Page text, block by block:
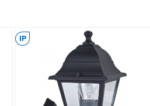
Ширина, мм: 150
Глубина, мм: 205
Мин. Высота, мм: 330
Макс. Высота, мм: 330
Лампы: 1*E27*60W, IP44, excluded
Мощность общая: 60
IP